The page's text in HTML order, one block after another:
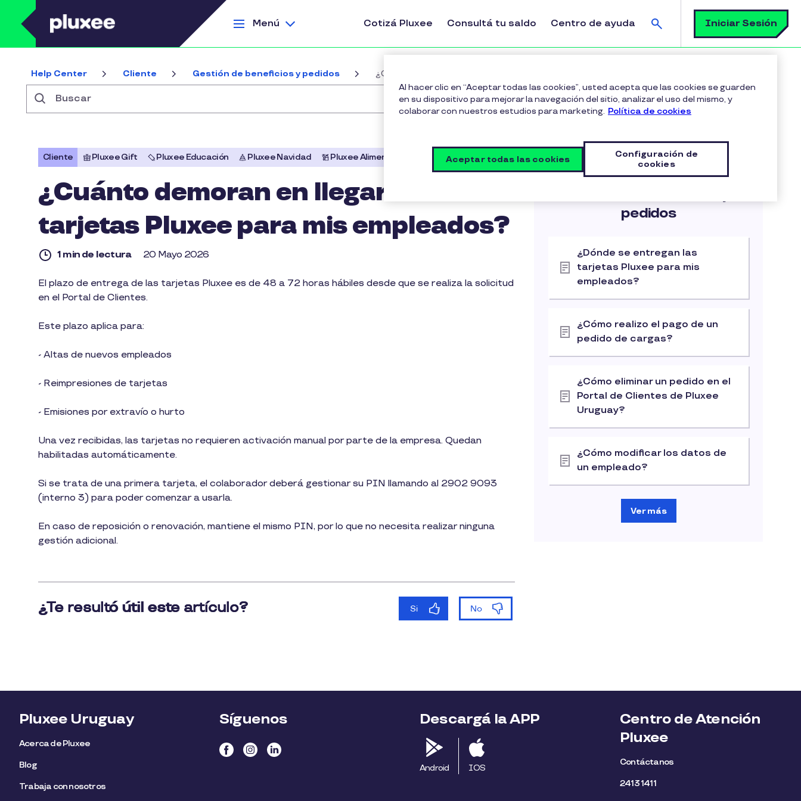
Pasar al contenido principal
Menú
Cotizá Pluxee Consultá tu saldo Centro de ayuda
Buscar
Iniciar Sesión
Help Center Cliente Gestión de beneficios y pedidos ¿Cuánto demoran en llegar las tarjetas Pluxee para mis empleados?
Cliente Pluxee Gift Pluxee Educación Pluxee Navidad Pluxee Alimentación
¿Cuánto demoran en llegar las
tarjetas Pluxee para mis empleados?
1 min de lectura 20 Mayo 2026
1
min
de
El plazo de entrega de las tarjetas Pluxee es de 48 a 72 horas hábiles desde que se realiza la solicitud
en el Portal de Clientes.
Este plazo aplica para:
- Altas de nuevos empleados
- Reimpresiones de tarjetas
- Emisiones por extravío o hurto
Una vez recibidas, las tarjetas no requieren activación manual por parte de la empresa. Quedan
habilitadas automáticamente.
Si se trata de una primera tarjeta, el colaborador deberá gestionar su PIN llamando al 2902 9093
(interno 3) para poder comenzar a usarla.
En caso de reposición o renovación, mantiene el mismo PIN, por lo que no necesita realizar ninguna
gestión adicional.
Articulos en esta categoria
pedidos
¿Dónde se entregan las
tarjetas Pluxee para mis
empleados?
¿Cómo realizo el pago de un
pedido de cargas?
¿Cómo eliminar un pedido en el
Portal de Clientes de Pluxee
Uruguay?
¿Cómo modificar los datos de
un empleado?
Ver más
Pluxee Uruguay
Acerca de Pluxee
Blog
Trabaja con nosotros
Síguenos Descargá la APP
Android IOS
Centro de Atención
Pluxee
Contáctanos
2413 1411
Al hacer clic en “Aceptar todas las cookies”, usted acepta que las cookies se guarden
en su dispositivo para mejorar la navegación del sitio, analizar el uso del mismo, y
colaborar con nuestros estudios para marketing. Política de cookies
Configuración de
cookies
Aceptar todas las cookies